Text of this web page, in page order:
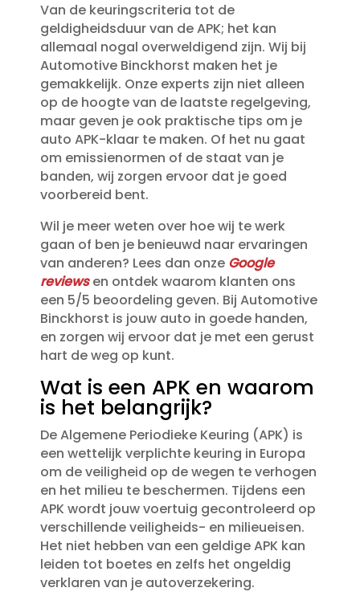
Van de keuringscriteria tot de
geldigheidsduur van de APK; het kan
allemaal nogal overweldigend zijn.​ Wij bij
Automotive Binckhorst maken het je
gemakkelijk.​ Onze experts zijn niet alleen
op de hoogte van de laatste regelgeving,
maar geven je ook praktische tips om je
auto APK-klaar te maken.​ Of het nu gaat
om emissienormen of de staat van je
banden, wij zorgen ervoor dat je goed
voorbereid bent.​
Wil je meer weten over hoe wij te werk
gaan of ben je benieuwd naar ervaringen
van anderen? Lees dan onze Google
reviewsen ontdek waarom klanten ons
een 5/5 beoordeling geven.​ Bij Automotive
Binckhorst is jouw auto in goede handen,
en zorgen wij ervoor dat je met een gerust
hart de weg op kunt.​
Wat is een APK en waarom
is het belangrijk?
De Algemene Periodieke Keuring (APK) is
een wettelijk verplichte keuring in Europa
om de veiligheid op de wegen te verhogen
en het milieu te beschermen.​ Tijdens een
APK wordt jouw voertuig gecontroleerd op
verschillende veiligheids- en milieueisen.​
Het niet hebben van een geldige APK kan
leiden tot boetes en zelfs het ongeldig
verklaren van je autoverzekering.​